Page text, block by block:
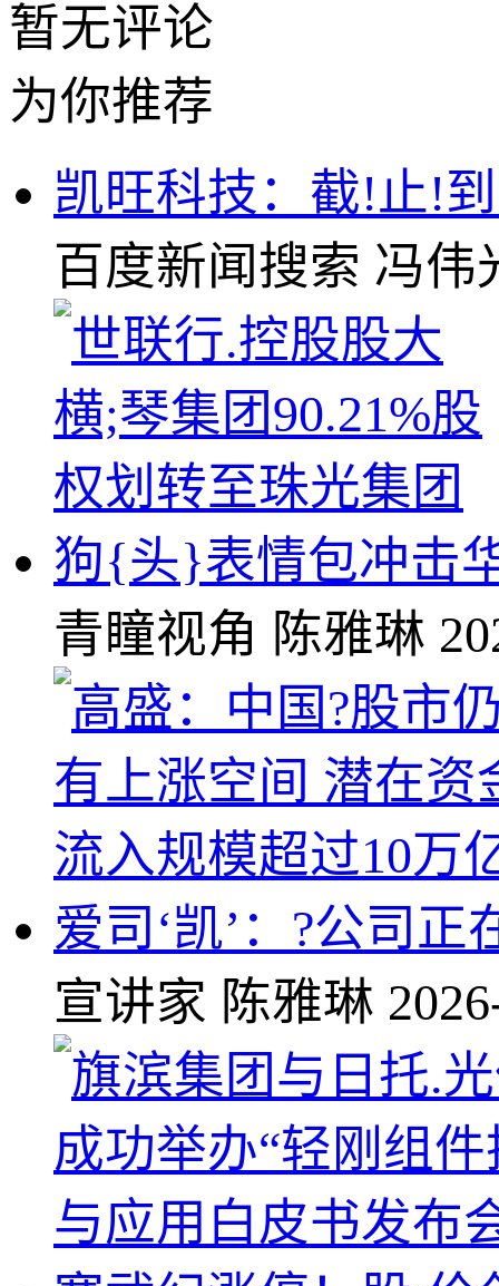
暂无评论
为你推荐
凯旺科技：截!止!
百度新闻搜索 冯伟
狗{头}表情包冲击
青瞳视角 陈雅琳
爱司‘凯’：?公司
宣讲家 陈雅琳